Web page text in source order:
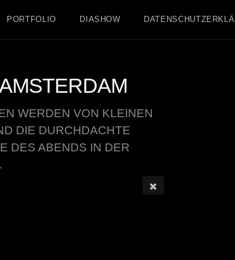
PORTFOLIO DIASHOW
WERDEN VON KLEINEN
DIE DURCHDACHTE
DES ABENDS IN DER